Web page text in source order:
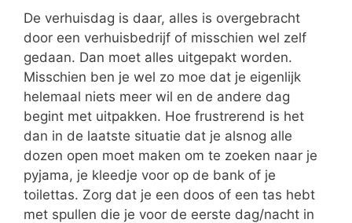
De verhuisdag is daar, alles is overgebracht
door een verhuisbedrijf of misschien wel zelf
gedaan. Dan moet alles uitgepakt worden.
Misschien ben je wel zo moe dat je eigenlijk
helemaal niets meer wil en de andere dag
begint met uitpakken. Hoe frustrerend is het
dan in de laatste situatie dat je alsnog alle
dozen open moet maken om te zoeken naar je
pyjama, je kleedje voor op de bank of je
toilettas. Zorg dat je een doos of een tas hebt
met spullen die je voor de eerste dag/nacht in